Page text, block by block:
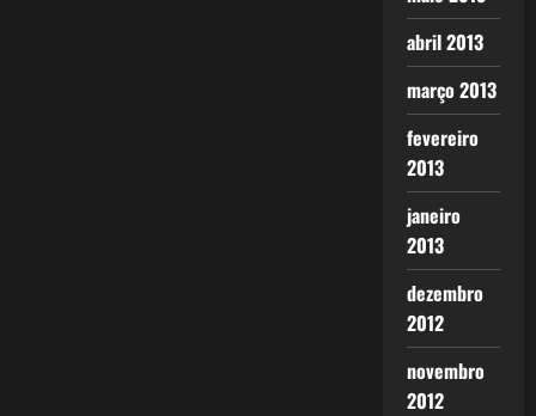
abril 2013
março 2013
fevereiro
2013
janeiro
2013
dezembro
2012
novembro
2012